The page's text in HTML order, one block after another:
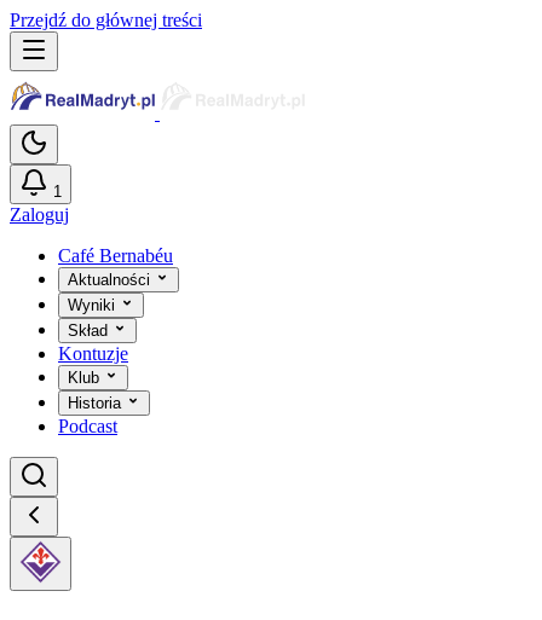
Przejdź do głównej treści
1
Zaloguj
Café Bernabéu
Aktualności
Wyniki
Skład
Kontuzje
Klub
Historia
Podcast